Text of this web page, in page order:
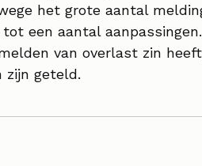
het grote aantal
een aantal
van overlast zin
zijn geteld.